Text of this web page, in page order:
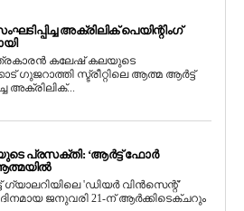
അക്രിലിക് പെയിന്റിംഗ്
കലേഷ് കലയുടെ
ഗുജറാത്തി സ്ട്രീറ്റിലെ ആത്മ ആർട്ട്
അക്രിലിക്...
പ്രസക്തി: ‘ആർട്ട് ഫോർ
'ഡിയർ വിൻസെന്റ്'
ദിനമായ ജനുവരി 21-ന് ആർക്കിടെക്ചറും